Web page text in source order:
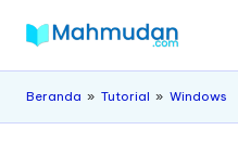
Skip
M
a
Tanpa
Biaya
Beranda » Tutorial » Windows